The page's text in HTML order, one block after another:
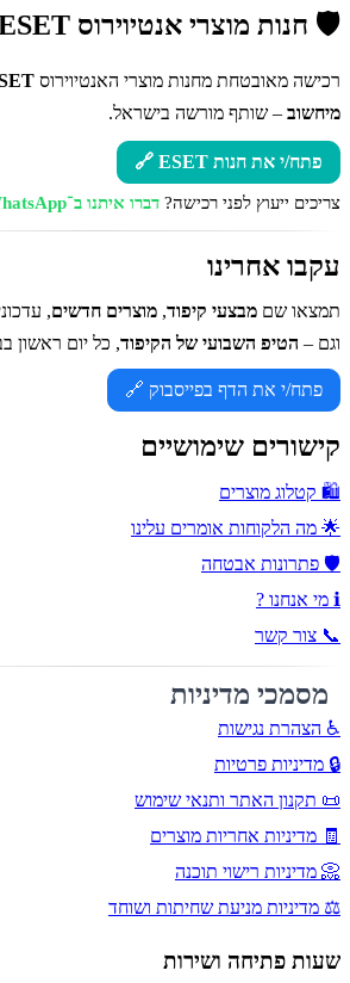
🛡️ חנות מוצרי אנטיוירוס ESET
רכישה מאובטחת מחנות מוצרי האנטיוירוס
מיחשוב – שותף מורשה בישראל.
פתח/י את חנות ESET 🔗
צריכים ייעוץ לפני רכישה? דברו איתנו ב־WhatsApp
עקבו אחרינו
תמצאו שם מבצעי קיפוד, מוצרים חדשים,
וגם – הטיפ השבועי של הקיפוד, כל יום ראשון
פתח/י את הדף בפייסבוק 🔗
קישורים שימושיים
🛍️ קטלוג מוצרים
🌟 מה הלקוחות אומרים עלינו
🛡️ פתרונות אבטחה
ℹ️ מי אנחנו ?
📞 צור קשר
מסמכי מדיניות
♿ הצהרת נגישות
🔒 מדיניות פרטיות
📜 תקנון האתר ותנאי שימוש
🧾 מדיניות אחריות מוצרים
📀 מדיניות רישוי תוכנה
⚖️ מדיניות מניעת שחיתות ושוחד
שעות פתיחה ושירות